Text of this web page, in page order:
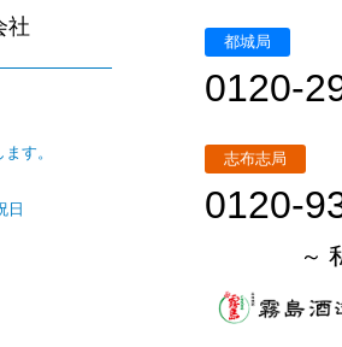
社
す。
日
都城局
0120-
志布志局
0120-
～